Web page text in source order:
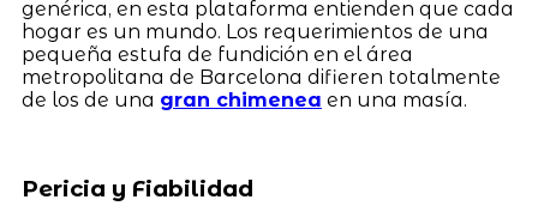
genérica, en esta plataforma entienden que cada
hogar es un mundo. Los requerimientos de una
pequeña estufa de fundición en el área
metropolitana de Barcelona difieren totalmente
de los de una gran chimenea en una masía.
Pericia y Fiabilidad